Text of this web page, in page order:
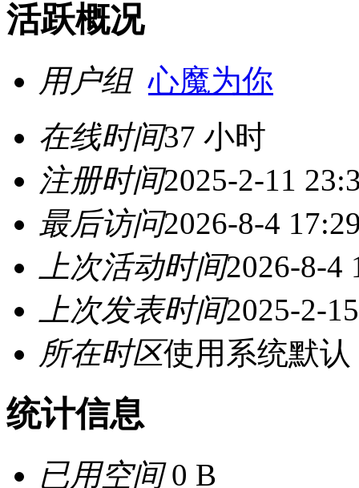
活跃概况
用户组心魔为你
在线时间37 小时
注册时间2025-2-11
最后访问2026-8-4
上次活动时间2026-8-4
上次发表时间2025-2-
所在时区使用系统默认
统计信息
已用空间0 B